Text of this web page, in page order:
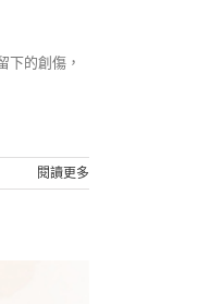
下的創傷，
閱讀更多